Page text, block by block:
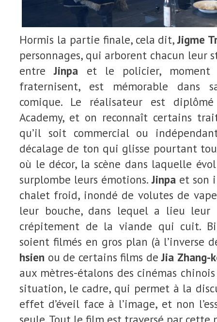
Hormis la partie finale, cela dit,Jigme
personnages, qui arborent chacun leur
entreJinpa et le policier,
fraternisent, est mémorable dans
comique. Le réalisateur est
Academy, et on reconnaît certains
qu’il soit commercial ou
décalage de ton qui glisse pourtant
où le décor, la scène dans laquelle
surplombe leurs émotions.Jinpaet son
chalet froid, inondé de volutes de
leur bouche, dans lequel a lieu leur
crépitement de la viande qui cuit.
soient filmés en gros plan (à l’inverse
hsien ou de certains films deJia Zhang-
aux mètres-étalons des cinémas
situation, le cadre, qui permet à la
effet d’éveil face à l’image, et non